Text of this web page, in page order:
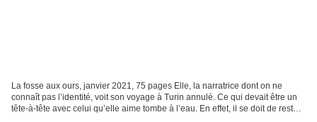
La fosse aux ours, janvier 2021, 75 pages Elle, la narratrice dont on ne
connaît pas l’identité, voit son voyage à Turin annulé. Ce qui devait être un
tête-à-tête avec celui qu’elle aime tombe à l’eau. En effet, il se doit de rester